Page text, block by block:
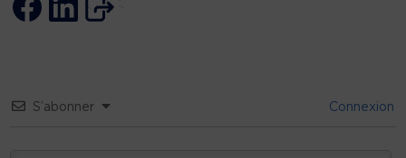
S’abonner Connexion